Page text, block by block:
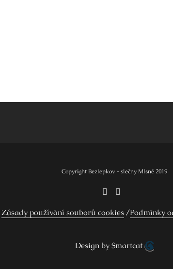
Copyright Bezlepkov - slečny Mlsné 2019
Zásady používání souborů cookies Podmínky
Design by Smartcat